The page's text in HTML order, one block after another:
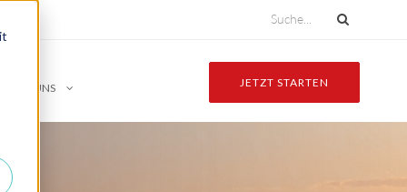
ÜBER UNS JETZT STARTEN